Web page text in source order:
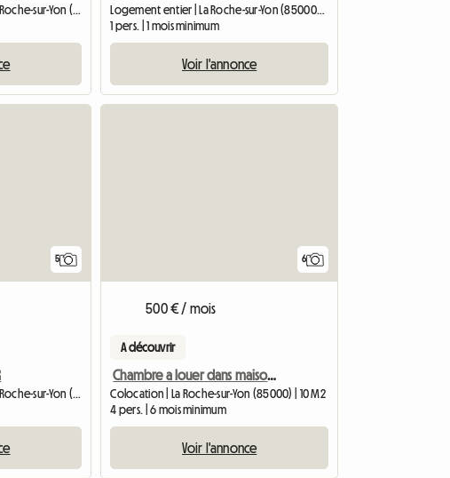
Chambre chez l'habitant | La Roche-sur-Yon (85000) | 11 M2
Logement entier | La Roche-sur-Yon (85000) | 22 M2
1 pers. | 1 mois minimum
Voir l'annonce
5 6
500 € / mois
A découvrir
Chambre a louer dans maison spacieuse et lumineuse
Colocation | La Roche-sur-Yon (85000) | 10 M2
4 pers. | 6 mois minimum
Voir l'annonce